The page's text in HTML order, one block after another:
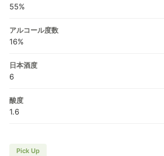
55%
アルコール度数
16%
日本酒度
6
酸度
1.6
Pick Up